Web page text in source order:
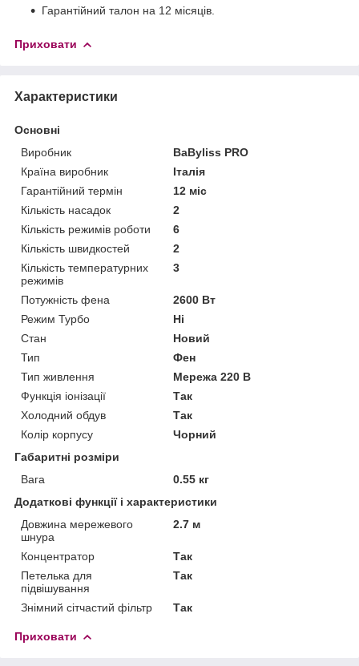
Гарантійний талон на 12 місяців.
Приховати
Характеристики
Основні
Виробник
BaByliss PRO
Країна виробник
Італія
Гарантійний термін
12 міс
Кількість насадок
2
Кількість режимів роботи
6
Кількість швидкостей
2
Кількість температурних
режимів
3
Потужність фена
2600 Вт
Режим Турбо
Ні
Стан
Новий
Тип
Фен
Тип живлення
Мережа 220 В
Функція іонізації
Так
Холодний обдув
Так
Колір корпусу
Чорний
Габаритні розміри
Вага
0.55 кг
Додаткові функції і характеристики
Довжина мережевого
шнура
2.7 м
Концентратор
Так
Петелька для
підвішування
Так
Знімний сітчастий фільтр Так
Приховати